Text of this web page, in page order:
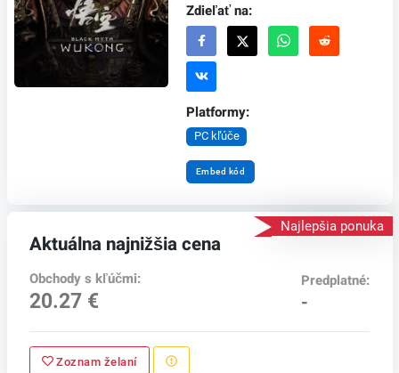
rozprávky Cesta na západ.
Vydajte sa na cest...
Zdieľať na:
Platformy:
PC kľúče
Embed kód
Najlepšia ponuka
Aktuálna najnižšia cena
Obchody s kľúčmi:
20.27 €
Predplatné:
-
Zoznam želaní